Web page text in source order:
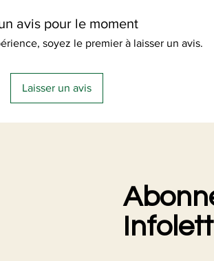
avis pour le moment
soyez le premier à laisser un avis.
Laisser un avis